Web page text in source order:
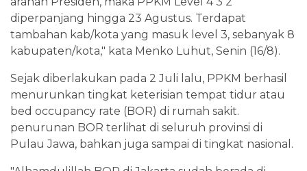
diperpanjang hingga 23 Agustus. Terdapat
tambahan kab/kota yang masuk level 3, sebanyak 8
kabupaten/kota," kata Menko Luhut, Senin (16/8).
Sejak diberlakukan pada 2 Juli lalu, PPKM berhasil
menurunkan tingkat keterisian tempat tidur atau
bed occupancy rate (BOR) di rumah sakit.
penurunan BOR terlihat di seluruh provinsi di
Pulau Jawa, bahkan juga sampai di tingkat nasional.